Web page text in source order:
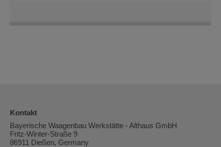
Kontakt
Bayerische Waagenbau Werkstätte - Althaus GmbH
Fritz-Winter-Straße 9
86911 Dießen, Germany